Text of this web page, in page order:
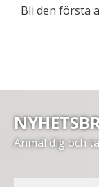
Bli den första
Anmäl dig och